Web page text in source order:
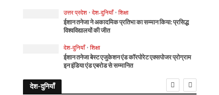
उत्तर प्रदेश • देश-दुनियाँ • शिक्षा
ईशान तनेजा ने अकादमिक प्रतिभा का सम्मान किया: प्रसिद्ध
विश्वविद्यालयों की जीत
देश-दुनियाँ • शिक्षा
ईशान तनेजा बेस्ट एजुकेशन एंड कॉरपोरेट एक्सपोजर प्रोग्राम
इन इंडिया एंड एबरोड से सम्मानित
देश-दुनियाँ